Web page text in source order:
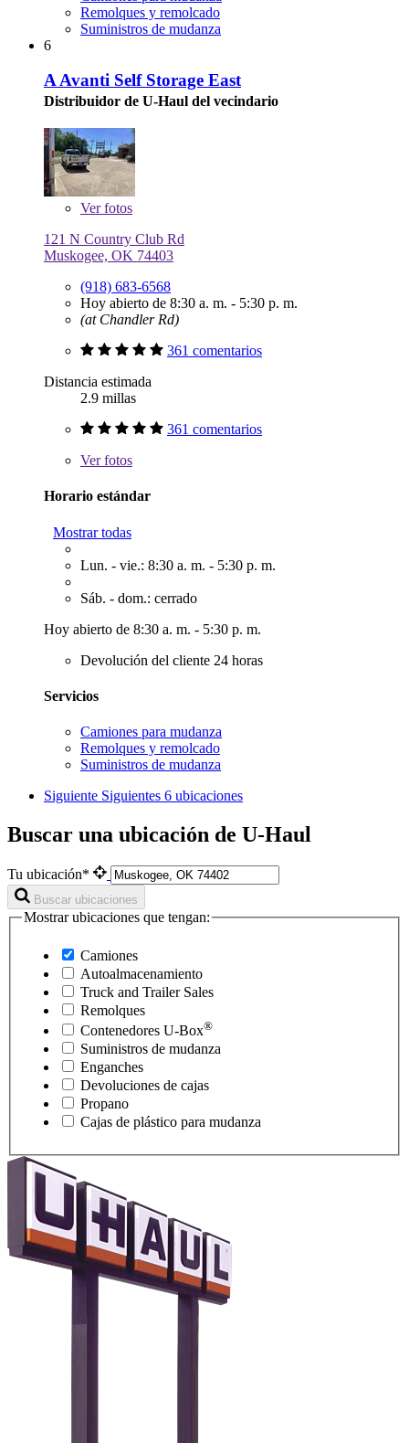
Remolques y remolcado
Suministros de mudanza
6
A Avanti Self Storage East
Distribuidor de U-Haul del vecindario
Verfotos
121 N Country Club Rd
Muskogee, OK 74403
(918) 683-6568
Hoy abierto de 8:30 a. m. - 5:30 p. m.
(at Chandler Rd)
361 comentarios
Distancia estimada
2.9 millas
361 comentarios
Verfotos
Horario estándar
Mostrar todas
Lun. - vie.: 8:30 a. m. - 5:30 p. m.
Sáb. - dom.: cerrado
Hoy abierto de 8:30 a. m. - 5:30 p. m.
Devolución del cliente 24 horas
Servicios
Camiones para mudanza
Remolques y remolcado
Suministros de mudanza
Siguiente Siguientes 6 ubicaciones
Buscar una ubicación de U-Haul
Tu ubicación*
Buscar ubicaciones
Mostrar ubicaciones que tengan:
Camiones
Autoalmacenamiento
Truck and Trailer Sales
Remolques
Contenedores U-Box®
Suministros de mudanza
Enganches
Devoluciones de cajas
Propano
Cajas de plástico para mudanza